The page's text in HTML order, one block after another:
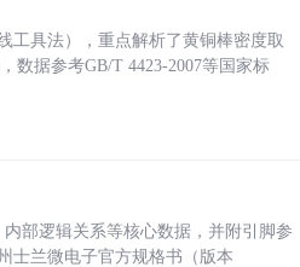
工具法），重点解析了黄铜棒密度取
数据参考GB/T 4423-2007等国家标
部逻辑关系等核心数据，并附引脚参
士兰微电子官方规格书（版本